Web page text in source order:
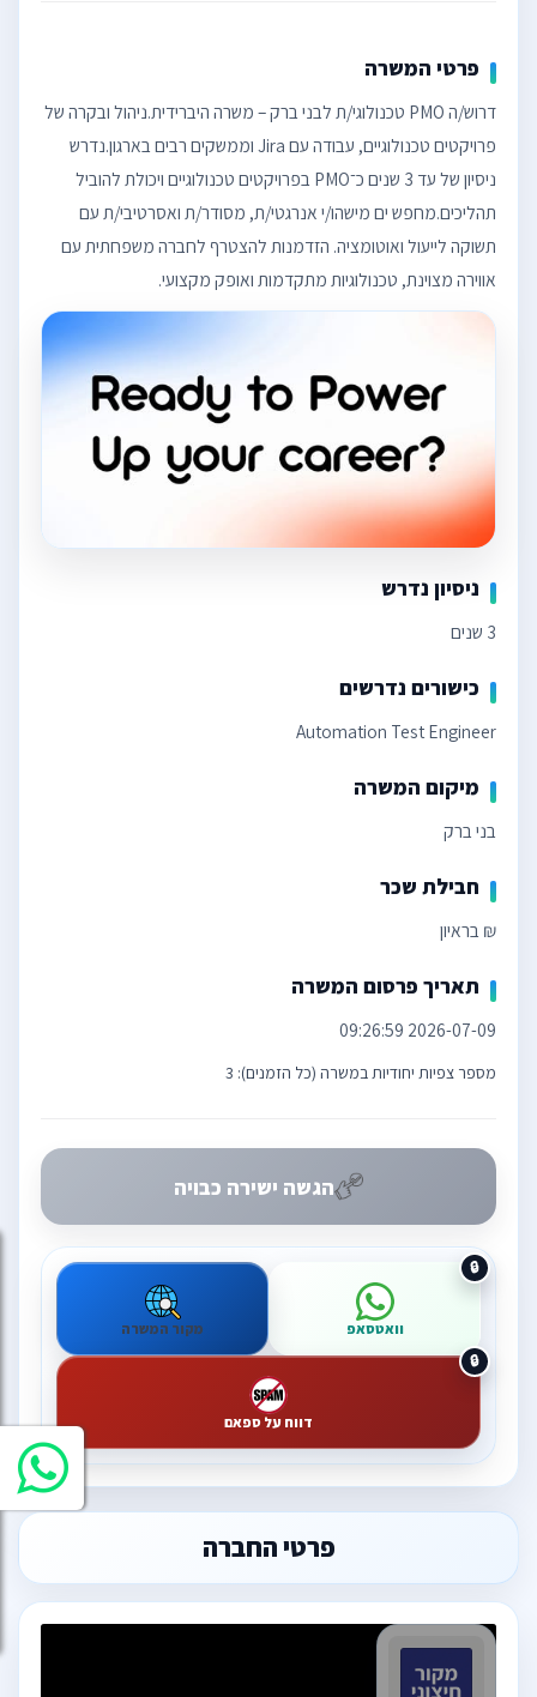
פרטי המשרה
דרוש/ה PMO טכנולוגי/ת לבני ברק – משרה היברידית.ניהול ובקרה של
פרויקטים טכנולוגיים, עבודה עם Jira וממשקים רבים בארגון.נדרש
ניסיון של עד 3 שנים כ־PMO בפרויקטים טכנולוגיים ויכולת להוביל
תהליכים.מחפש ים מישהו/י אנרגטי/ת, מסודר/ת ואסרטיבי/ת עם
תשוקה לייעול ואוטומציה. הזדמנות להצטרף לחברה משפחתית עם
אווירה מצוינת, טכנולוגיות מתקדמות ואופק מקצועי.
ניסיון נדרש
3 שנים
כישורים נדרשים
Automation Test Engineer
מיקום המשרה
בני ברק
חבילת שכר
₪ בראיון
תאריך פרסום המשרה
2026-07-09 09:26:59
מספר צפיות יחודיות במשרה (כל הזמנים): 3
הגשה ישירה כבויה
וואטסאפ מקור המשרה
דווח על ספאם
פרטי החברה